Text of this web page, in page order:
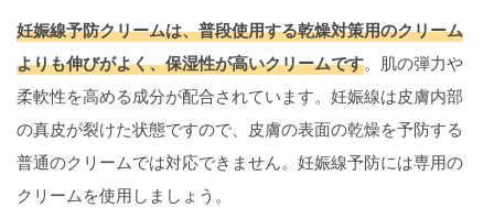
妊娠線予防クリームは、普段使用する乾燥対策用のクリーム
よりも伸びがよく、保湿性が高いクリームです。肌の弾力や
柔軟性を高める成分が配合されています。妊娠線は皮膚内部
の真皮が裂けた状態ですので、皮膚の表面の乾燥を予防する
普通のクリームでは対応できません。妊娠線予防には専用の
クリームを使用しましょう。